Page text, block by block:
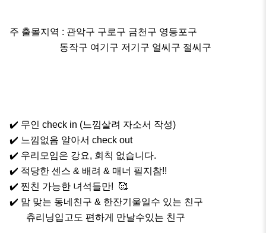
주 출몰지역 : 관악구 구로구 금천구 영등포구
✔️ 무인 check in (느낌살려 자소서 작성)
✔️ 느낌없음 알아서 check out
✔️ 우리모임은 강요, 회칙 없습니다.
✔️ 적당한 센스 & 배려 & 매너 필지참!!
✔️ 찐친 가능한 녀석들만!  🥰
✔️ 맘 맞는 동네친구 & 한잔기울일수 있는 친구